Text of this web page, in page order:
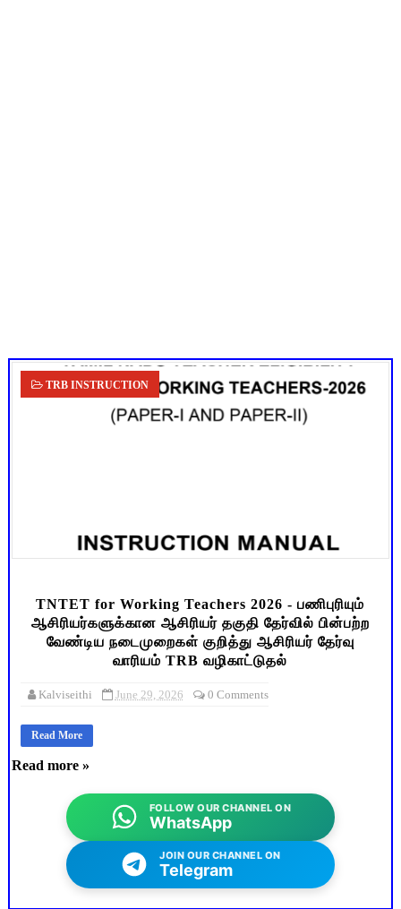
TRB INSTRUCTION
TNTET for Working Teachers 2026 - பணிபுரியும்
ஆசிரியர்களுக்கான ஆசிரியர் தகுதி தேர்வில் பின்பற்ற
வேண்டிய நடைமுறைகள் குறித்து ஆசிரியர் தேர்வு
வாரியம் TRB வழிகாட்டுதல்
Kalviseithi June 29, 2026 0 Comments
Read More
Read more »
FOLLOW OUR CHANNEL ON
WhatsApp
JOIN OUR CHANNEL ON
Telegram